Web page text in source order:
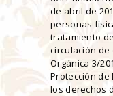
de abril de
personas
tratamiento
circulación de
Orgánica 3/
Protección de
los derechos